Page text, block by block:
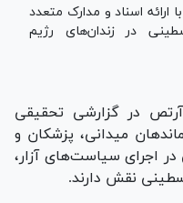
ارائه اسناد و مدارک متعدد
در زندان‌های رژیم
در گزارشی تحقیقی
میدانی، پزشکان و
اجرای سیاست‌های آزار،
نقش دارند.